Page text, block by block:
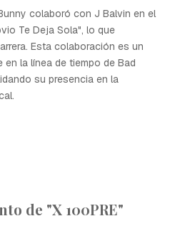
colaboró con J Balvin en el
Te Deja Sola", lo que
Esta colaboración es un
en la línea de tiempo de Bad
su presencia en la
de "X 100PRE"